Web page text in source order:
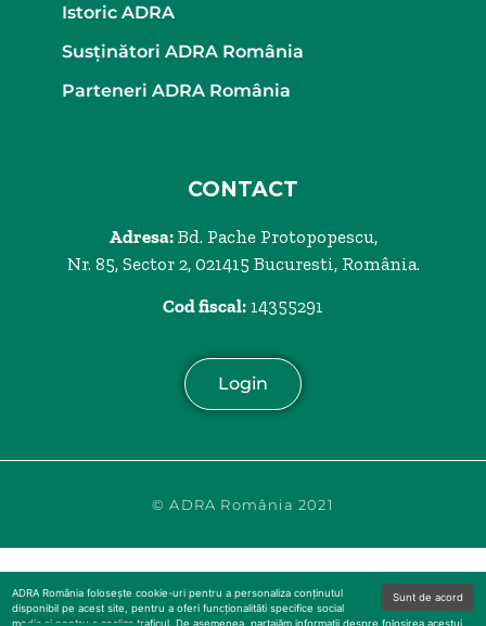
Istoric ADRA
Susținători ADRA România
Parteneri ADRA România
CONTACT
Adresa:Bd. Pache Protopopescu,
Nr. 85, Sector 2, 021415 Bucuresti, România.
Cod fiscal: 14355291
Login
© ADRA România 2021
Sunt de acord
ADRA România folosește cookie-uri pentru a personaliza conținutul
disponibil pe acest site, pentru a oferi funcționalităti specifice social
media și pentru a analiza traficul. De asemenea, partajăm informații despre folosirea acestui